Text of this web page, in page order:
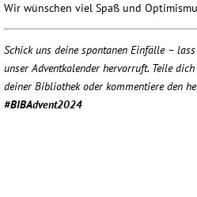
Wir wünschen viel Spaß und
Schick uns deine spontanen Einfälle –
unser Adventkalender hervorruft. Teile
deiner Bibliothek oder kommentiere den
#BIBAdvent2024